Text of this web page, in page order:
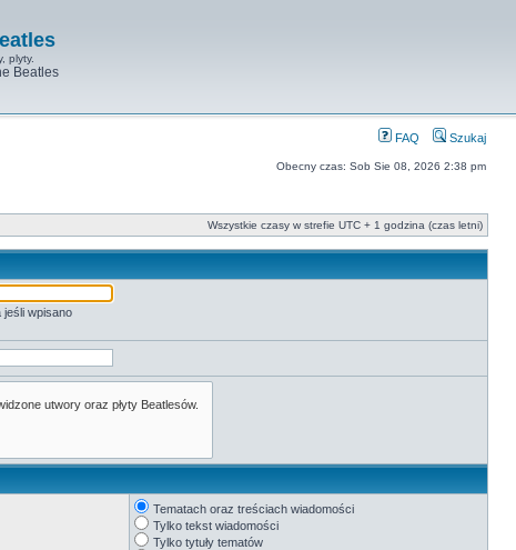
plyty.
Beatles
FAQ Szukaj
Obecny czas: Sob Sie 08, 2026 2:38 pm
Wszystkie czasy w strefie UTC + 1 godzina (czas letni)
jeśli wpisano
Tematach oraz treściach wiadomości
Tylko tekst wiadomości
Tylko tytuły tematów